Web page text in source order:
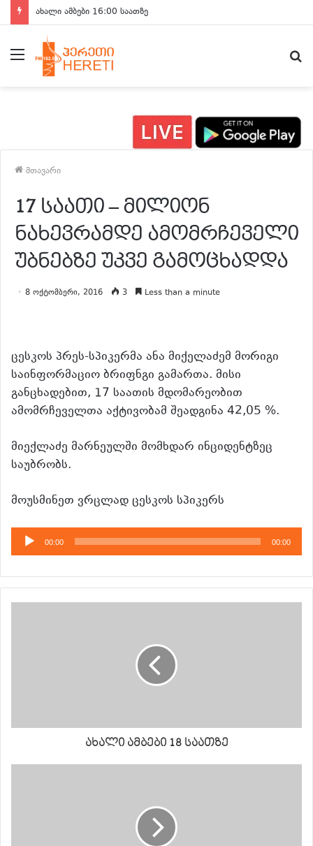
ახალი ამბები 16:00 საათზე
მენიუ
მთავარი
17 საათი – მილიონ
ნახევრამდე ამომრჩეველი
უბნებზე უკვე გამოცხადდა
8 ოქტომბერი, 2016 3 Less than a minute
ცესკოს პრეს-სპიკერმა ანა მიქელაძემ მორიგი
საინფორმაციო ბრიფნგი გამართა. მისი
განცხადებით, 17 საათის მდომარეობით
ამომრჩეველთა აქტივობამ შეადგინა 42,05 %.
მიექლაძე მარნეულში მომხდარ ინციდენტზეც
საუბრობს.
მოუსმინეთ ვრცლად ცესკოს სპიკერს
აუდიო
დამკვრელი
00:00 00:00
ახალი ამბები 18 საათზე